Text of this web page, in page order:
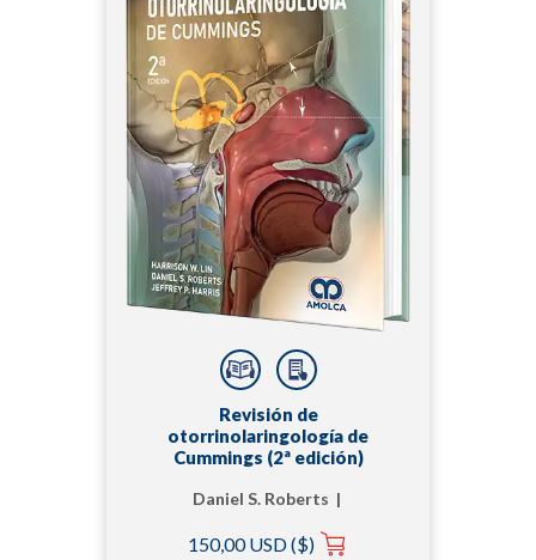
Revisión de
otorrinolaringología de
Cummings (2ª edición)
Daniel S. Roberts |
Jeffrey P. Harris
150,00 USD ($)